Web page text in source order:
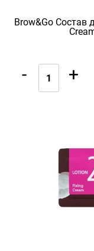
Brow&Go Состав
- +